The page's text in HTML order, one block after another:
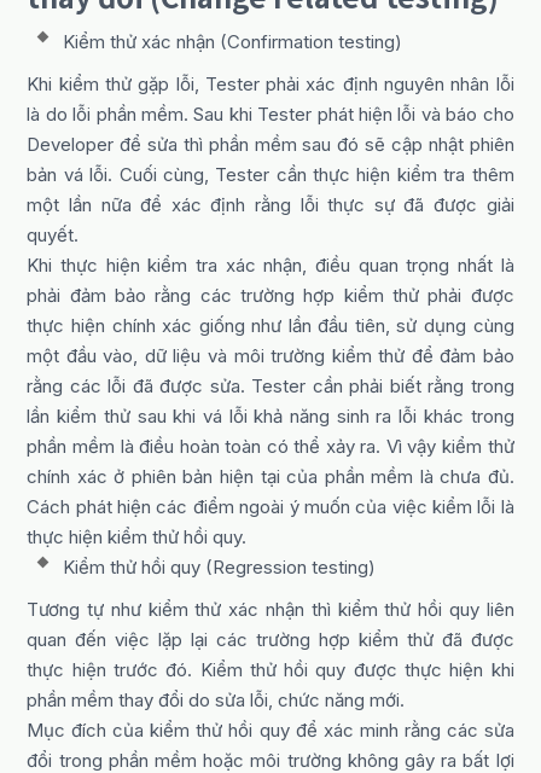
Kiểm thử xác nhận (Confirmation testing)
Khi kiểm thử gặp lỗi, Tester phải xác định nguyên nhân lỗi
là do lỗi phần mềm. Sau khi Tester phát hiện lỗi và báo cho
Developer để sửa thì phần mềm sau đó sẽ cập nhật phiên
bản vá lỗi. Cuối cùng, Tester cần thực hiện kiểm tra thêm
một lần nữa để xác định rằng lỗi thực sự đã được giải
quyết.
Khi thực hiện kiểm tra xác nhận, điều quan trọng nhất là
phải đảm bảo rằng các trường hợp kiểm thử phải được
thực hiện chính xác giống như lần đầu tiên, sử dụng cùng
một đầu vào, dữ liệu và môi trường kiểm thử để đảm bảo
rằng các lỗi đã được sửa. Tester cần phải biết rằng trong
lần kiểm thử sau khi vá lỗi khả năng sinh ra lỗi khác trong
phần mềm là điều hoàn toàn có thể xảy ra. Vì vậy kiểm thử
chính xác ở phiên bản hiện tại của phần mềm là chưa đủ.
Cách phát hiện các điểm ngoài ý muốn của việc kiểm lỗi là
thực hiện kiểm thử hồi quy.
Kiểm thử hồi quy (Regression testing)
Tương tự như kiểm thử xác nhận thì kiểm thử hồi quy liên
quan đến việc lặp lại các trường hợp kiểm thử đã được
thực hiện trước đó. Kiểm thử hồi quy được thực hiện khi
phần mềm thay đổi do sửa lỗi, chức năng mới.
Mục đích của kiểm thử hồi quy để xác minh rằng các sửa
đổi trong phần mềm hoặc môi trường không gây ra bất lợi